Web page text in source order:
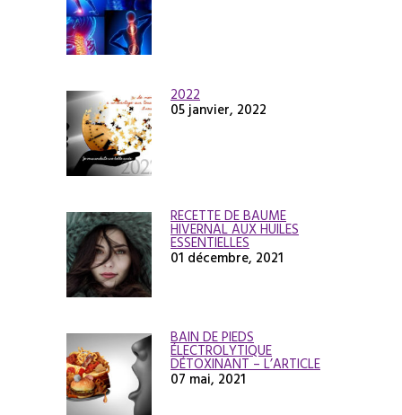
2022
05 janvier, 2022
RECETTE DE BAUME
HIVERNAL AUX HUILES
ESSENTIELLES
01 décembre, 2021
BAIN DE PIEDS
ÉLECTROLYTIQUE
DÉTOXINANT – L’ARTICLE
07 mai, 2021